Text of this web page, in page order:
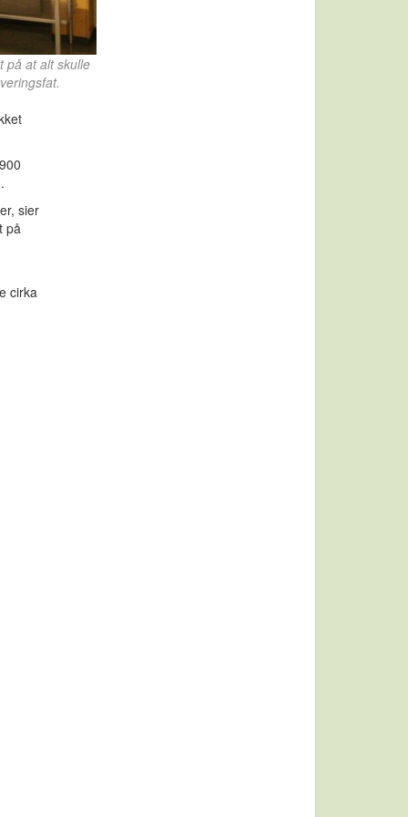
på at alt skulle
sier
på
cirka